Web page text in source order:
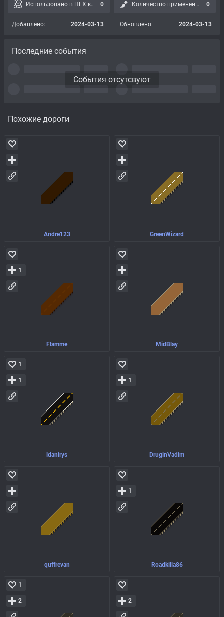
Похожие дороги
Andre123 GreenWizard
Flamme
1
MidBlay
ldanirys
1
1
DruginVadim
1
quffrevan Roadkilla86
1
1
2 2
Использовано в HEX картах: 0 Количество применений: 0
Добавлено: 2024-03-13 Обновлено: 2024-03-13
Последние события
События отсутсвуют